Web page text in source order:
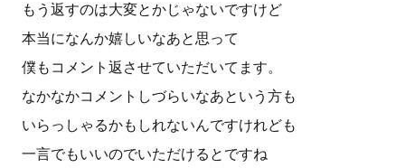
もう返すのは大変とかじゃないですけど
本当になんか嬉しいなあと思って
僕もコメント返させていただいてます。
なかなかコメントしづらいなあという方も
いらっしゃるかもしれないんですけれども
一言でもいいのでいただけるとですね